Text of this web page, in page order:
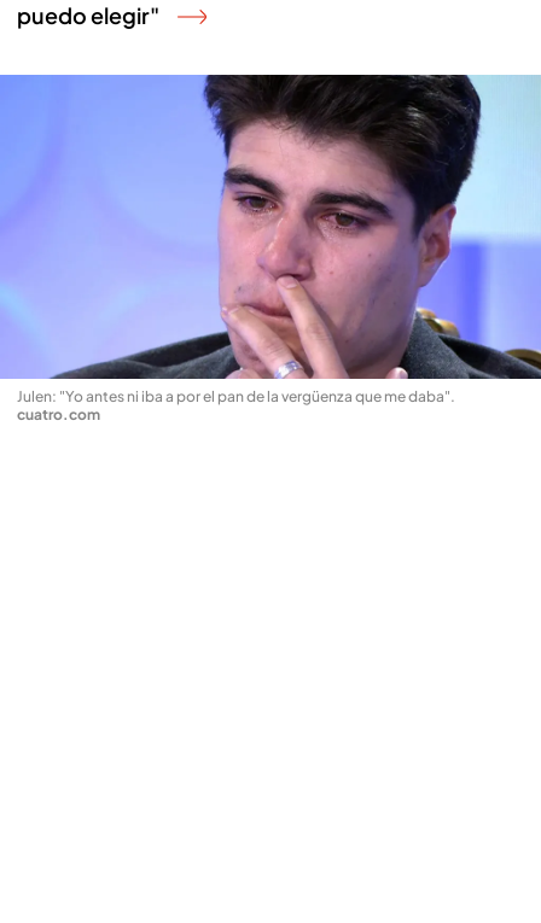
puedo elegir"
Julen: "Yo antes ni iba a por el pan de la vergüenza que me daba".
cuatro.com